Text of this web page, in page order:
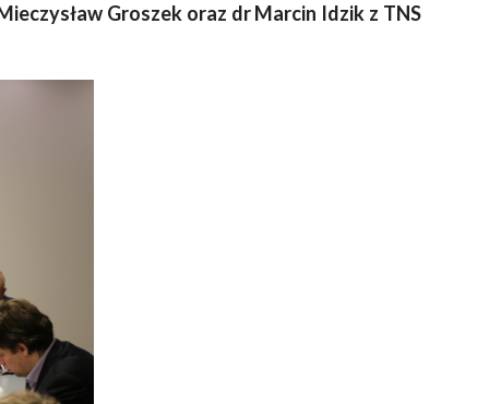
Groszek oraz dr Marcin Idzik z TNS